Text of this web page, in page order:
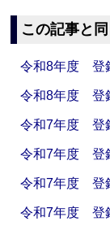
この記事と
令和8年度 登
令和8年度 登
令和7年度 登
令和7年度 登
令和7年度 登
令和7年度 登